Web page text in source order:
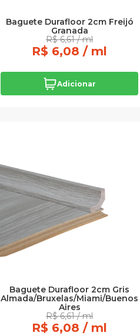
Baguete Durafloor 2cm Freijó
Granada
R$ 6,61 / ml
R$ 6,08 / ml
Adicionar
Baguete Durafloor 2cm Gris
Almada/Bruxelas/Miami/Buenos
Aires
R$ 6,61 / ml
R$ 6,08 / ml